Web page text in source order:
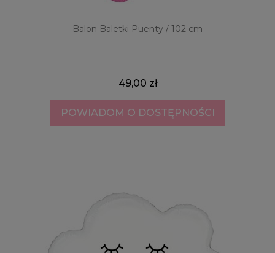
Balon Baletki Puenty / 102 cm
49,00 zł
POWIADOM O DOSTĘPNOŚCI